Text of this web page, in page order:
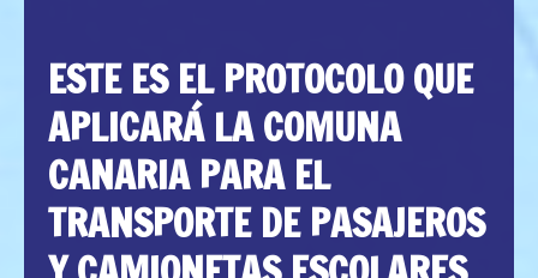
ESTE ES EL PROTOCOLO QUE
APLICARÁ LA COMUNA
CANARIA PARA EL
TRANSPORTE DE PASAJEROS